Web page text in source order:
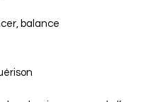
balance